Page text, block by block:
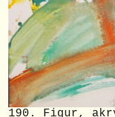
190. Figur,